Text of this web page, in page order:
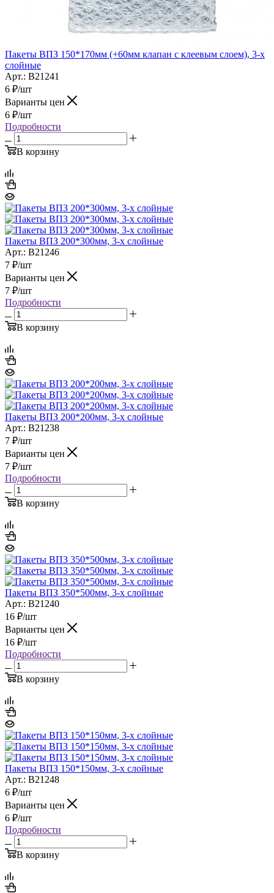
Пакеты ВПЗ 150*170мм (+60мм клапан с клеевым слоем), 3-х
слойные
Арт.: B21241
6 ₽/шт
Варианты цен
6 ₽/шт
Подробности
В корзину
Пакеты ВПЗ 200*300мм, 3-х слойные
Арт.: B21246
7 ₽/шт
Варианты цен
7 ₽/шт
Подробности
В корзину
Пакеты ВПЗ 200*200мм, 3-х слойные
Арт.: B21238
7 ₽/шт
Варианты цен
7 ₽/шт
Подробности
В корзину
Пакеты ВПЗ 350*500мм, 3-х слойные
Арт.: B21240
16 ₽/шт
Варианты цен
16 ₽/шт
Подробности
В корзину
Пакеты ВПЗ 150*150мм, 3-х слойные
Арт.: B21248
6 ₽/шт
Варианты цен
6 ₽/шт
Подробности
В корзину